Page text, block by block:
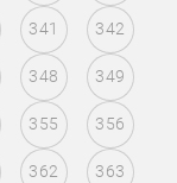
341 342
348 349
355 356
362 363